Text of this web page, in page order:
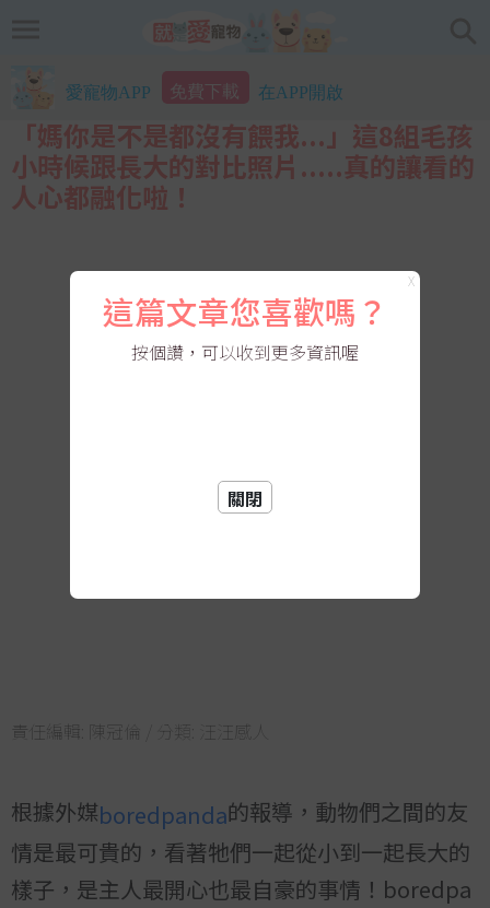
愛寵物APP 免費下載 在APP開啟
「媽你是不是都沒有餵我...」這8組毛孩
小時候跟長大的對比照片.....真的讓看的
人心都融化啦！
責任編輯: 陳冠倫 / 分類: 汪汪感人
根據外媒boredpanda的報導，動物們之間的友
情是最可貴的，看著牠們一起從小到一起長大的
樣子，是主人最開心也最自豪的事情！boredpa
X
這篇文章您喜歡嗎？
按個讚，可以收到更多資訊喔
關閉